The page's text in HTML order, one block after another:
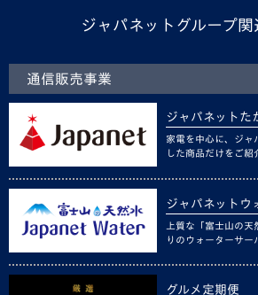
ジャパネットグループ関
通信販売事業
ジャパネットた
家電を中心に、ジャ
した商品だけをご紹
ジャパネットウ
上質な「富士山の
りのウォーターサー
グルメ定期便